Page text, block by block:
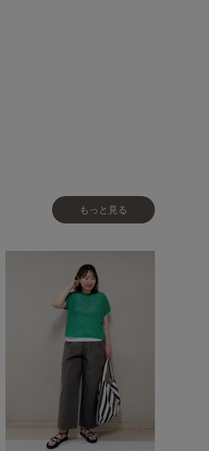
もっと見る